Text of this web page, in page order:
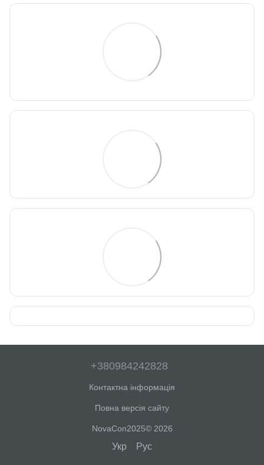
+380984242828
Контактна інформація
Повна версія сайту
NovaCon2025© 2026
Укр Рус